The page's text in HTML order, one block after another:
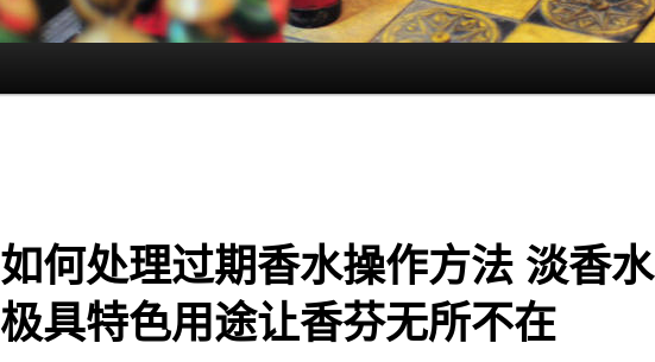
如何处理过期香水操作方法 淡香水
极具特色用途让香芬无所不在